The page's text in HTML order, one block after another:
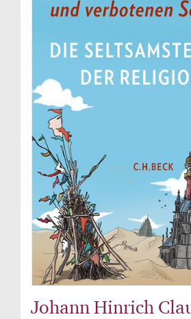
Johann Hinrich